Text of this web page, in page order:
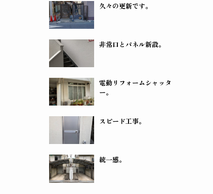
久々の更新です。
非常口とパネル新設。
電動リフォームシャッタ
ー。
スピード工事。
統一感。